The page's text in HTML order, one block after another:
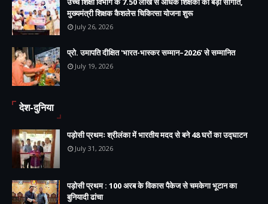
मुख्यमंत्री शिक्षक कैशलेस चिकित्सा योजना शुरू
July 26, 2026
प्रो. उमापति दीक्षित 'भारत-भास्कर सम्मान–2026' से सम्मानित
July 19, 2026
देश-दुनिया
पड़ोसी प्रथमः श्रीलंका में भारतीय मदद से बने 48 घरों का उद्घाटन
July 31, 2026
पड़ोसी प्रथम : 100 अरब के विकास पैकेज से चमकेगा भूटान का
बुनियादी ढांचा